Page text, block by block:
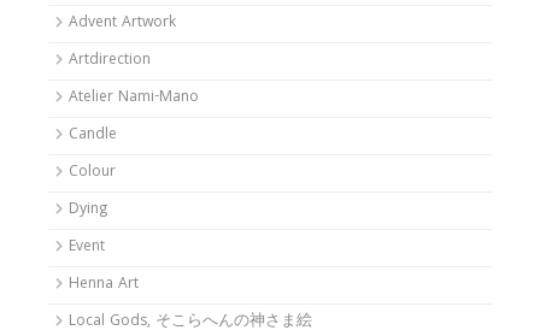
Advent Artwork
Artdirection
Atelier Nami-Mano
Candle
Colour
Dying
Event
Henna Art
Local Gods, そこらへんの神さま絵